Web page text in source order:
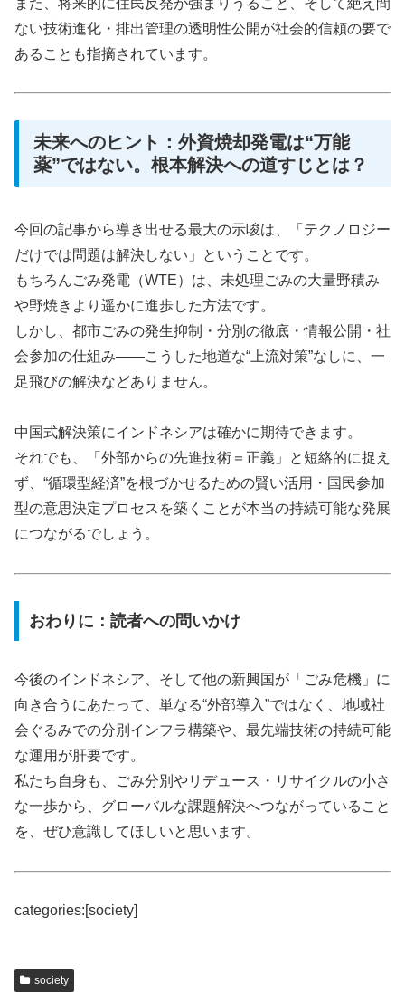
ない技術進化・排出管理の透明性公開が社会的信頼の要で
あることも指摘されています。
未来へのヒント：外資焼却発電は“万能
薬”ではない。根本解決への道すじとは？
今回の記事から導き出せる最大の示唆は、「テクノロジー
だけでは問題は解決しない」ということです。
もちろんごみ発電（WTE）は、未処理ごみの大量野積み
や野焼きより遥かに進歩した方法です。
しかし、都市ごみの発生抑制・分別の徹底・情報公開・社
会参加の仕組み――こうした地道な“上流対策”なしに、一
足飛びの解決などありません。
中国式解決策にインドネシアは確かに期待できます。
それでも、「外部からの先進技術＝正義」と短絡的に捉え
ず、“循環型経済”を根づかせるための賢い活用・国民参加
型の意思決定プロセスを築くことが本当の持続可能な発展
につながるでしょう。
おわりに：読者への問いかけ
今後のインドネシア、そして他の新興国が「ごみ危機」に
向き合うにあたって、単なる“外部導入”ではなく、地域社
会ぐるみでの分別インフラ構築や、最先端技術の持続可能
な運用が肝要です。
私たち自身も、ごみ分別やリデュース・リサイクルの小さ
な一歩から、グローバルな課題解決へつながっていること
を、ぜひ意識してほしいと思います。
categories:[society]
society